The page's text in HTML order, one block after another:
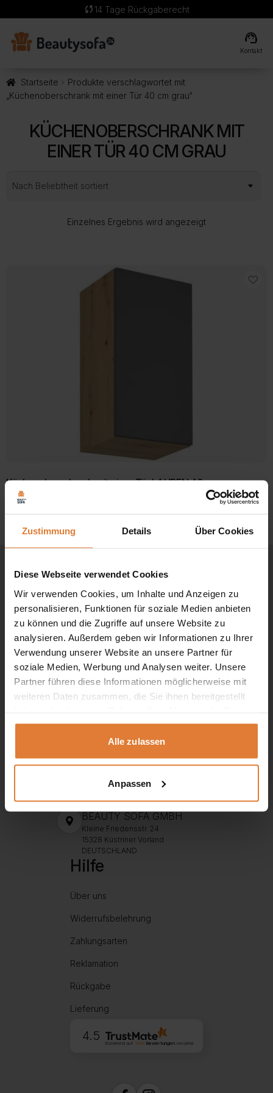
Zustimmung Details Über Cookies
Diese Webseite verwendet Cookies
Wir verwenden Cookies, um Inhalte und Anzeigen zu
personalisieren, Funktionen für soziale Medien anbieten
zu können und die Zugriffe auf unsere Website zu
analysieren. Außerdem geben wir Informationen zu Ihrer
Verwendung unserer Website an unsere Partner für
soziale Medien, Werbung und Analysen weiter. Unsere
Partner führen diese Informationen möglicherweise mit
weiteren Daten zusammen, die Sie ihnen bereitgestellt
gesammelt haben.
Alle zulassen
Anpassen
sync 14 Tage Rückgaberecht
support_agent
Kontakt
Startseite
Produkte verschlagwortet mit
„Küchenoberschrank mit einer Tür 40 cm grau“
KÜCHENOBERSCHRANK MIT
EINER TÜR 40 CM GRAU
Einzelnes Ergebnis wird angezeigt
Küchenoberschrank mit einer Tür LAUREN 40 cm grau
109,00
+49 151 552 717 42
+49 151 702 252 81
kontakt@beautysofa24.de
Mo-Fr. Von 8 - 16 Uhr
BEAUTY SOFA GMBH
Kleine Friedensstr. 24
15328 Küstriner Vorland
DEUTSCHLAND
Hilfe
Über uns
Widerrufsbelehrung
Zahlungsarten
Reklamation
Rückgabe
Lieferung
4.5
Basierend auf 1999Bewertungen von jeher